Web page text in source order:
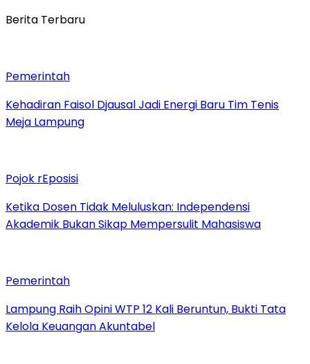
Berita Terbaru
Pemerintah
Kehadiran Faisol Djausal Jadi Energi Baru Tim Tenis
Meja Lampung
Pojok rEposisi
Ketika Dosen Tidak Meluluskan: Independensi
Akademik Bukan Sikap Mempersulit Mahasiswa
Pemerintah
Lampung Raih Opini WTP 12 Kali Beruntun, Bukti Tata
Kelola Keuangan Akuntabel